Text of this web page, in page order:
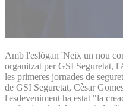
Amb l'eslògan 'Neix un nou
organitzat per GSI Seguretat,
les primeres jornades de
de GSI Seguretat, Cèsar
l'esdeveniment ha estat "la